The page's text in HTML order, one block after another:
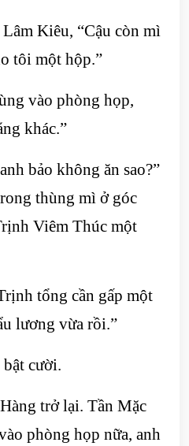
Kiêu, “Cậu còn mì
tôi một hộp.”
vào phòng họp,
khác.”
bảo không ăn sao?”
thùng mì ở góc
Viêm Thúc một
tổng cần gấp một
lương vừa rồi.”
cười.
trở lại. Tần Mặc
phòng họp nữa, anh